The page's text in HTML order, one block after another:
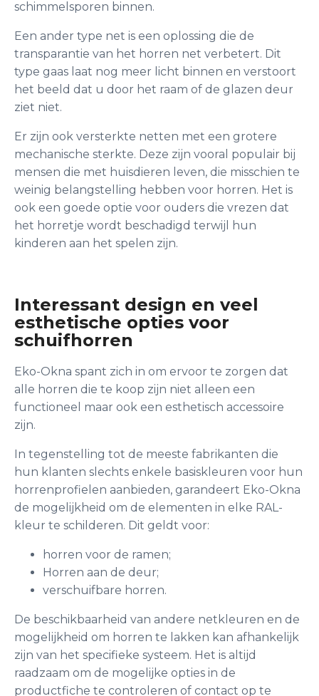
schimmelsporen binnen.
Een ander type net is een oplossing die de
transparantie van het horren net verbetert. Dit
type gaas laat nog meer licht binnen en verstoort
het beeld dat u door het raam of de glazen deur
ziet niet.
Er zijn ook versterkte netten met een grotere
mechanische sterkte. Deze zijn vooral populair bij
mensen die met huisdieren leven, die misschien te
weinig belangstelling hebben voor horren. Het is
ook een goede optie voor ouders die vrezen dat
het horretje wordt beschadigd terwijl hun
kinderen aan het spelen zijn.
Interessant design en veel
esthetische opties voor
schuifhorren
Eko-Okna spant zich in om ervoor te zorgen dat
alle horren die te koop zijn niet alleen een
functioneel maar ook een esthetisch accessoire
zijn.
In tegenstelling tot de meeste fabrikanten die
hun klanten slechts enkele basiskleuren voor hun
horrenprofielen aanbieden, garandeert Eko-Okna
de mogelijkheid om de elementen in elke RAL-
kleur te schilderen. Dit geldt voor:
horren voor de ramen;
Horren aan de deur;
verschuifbare horren.
De beschikbaarheid van andere netkleuren en de
mogelijkheid om horren te lakken kan afhankelijk
zijn van het specifieke systeem. Het is altijd
raadzaam om de mogelijke opties in de
productfiche te controleren of contact op te